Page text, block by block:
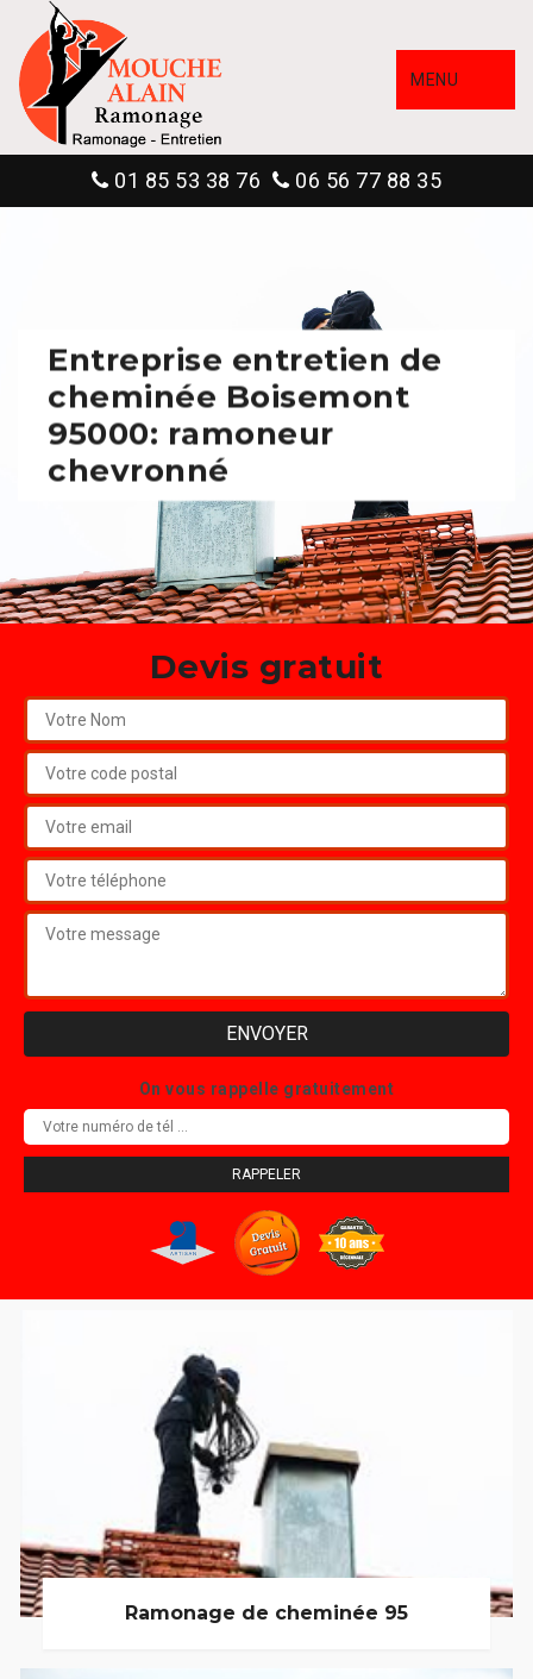
MENU
01 85 53 38 76 06 56 77 88 35
Entreprise entretien de
cheminée Boisemont
95000: ramoneur
chevronné
Devis gratuit
On vous rappelle gratuitement
Ramonage de cheminée 95